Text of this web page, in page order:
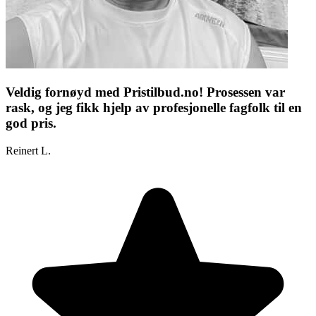
Veldig fornøyd med Pristilbud.no! Prosessen var
rask, og jeg fikk hjelp av profesjonelle fagfolk til en
god pris.
Reinert L.